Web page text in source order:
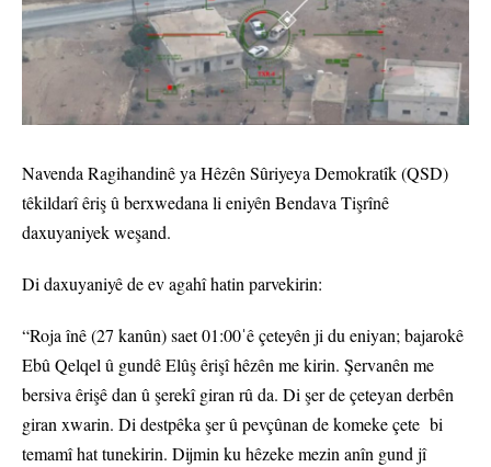
Navenda Ragihandinê ya Hêzên Sûriyeya Demokratîk (QSD)
têkildarî êriş û berxwedana li eniyên Bendava Tişrînê
daxuyaniyek weşand.
Di daxuyaniyê de ev agahî hatin parvekirin:
“Roja înê (27 kanûn) saet 01:00ˈê çeteyên ji du eniyan; bajarokê
Ebû Qelqel û gundê Elûş êrişî hêzên me kirin. Şervanên me
bersiva êrişê dan û şerekî giran rû da. Di şer de çeteyan derbên
giran xwarin. Di destpêka şer û pevçûnan de komeke çete bi
temamî hat tunekirin. Dijmin ku hêzeke mezin anîn gund jî